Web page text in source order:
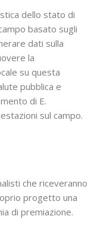
dello stato di
basato sugli
dati sulla
la
su questa
pubblica e
di E.
sul campo.
che riceveranno
progetto una
di premiazione.